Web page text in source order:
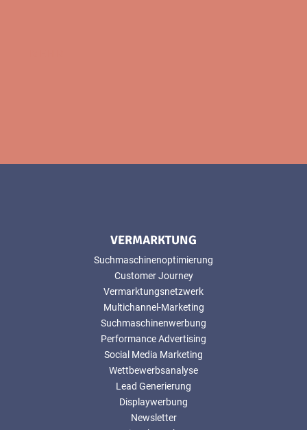
VERMARKTUNG
Suchmaschinenoptimierung
Customer Journey
Vermarktungsnetzwerk
Multichannel-Marketing
Suchmaschinenwerbung
Performance Advertising
Social Media Marketing
Wettbewerbsanalyse
Lead Generierung
Displaywerbung
Newsletter